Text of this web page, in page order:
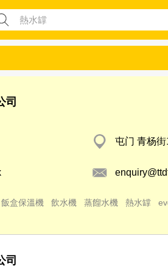
司
屯门 青杨
飯盒保溫機 飲水機 蒸餾水機 熱水罉
司